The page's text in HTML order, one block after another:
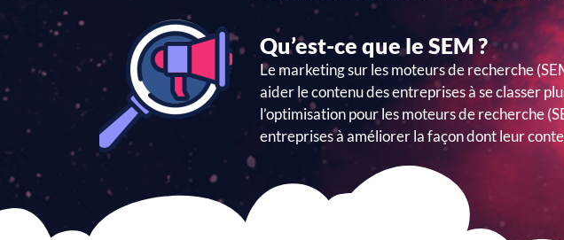
Qu’est-ce que le SEM ?
Le marketing sur les moteurs de recherche
aider le contenu des entreprises à se classer
l’optimisation pour les moteurs de recherche
entreprises à améliorer la façon dont leur